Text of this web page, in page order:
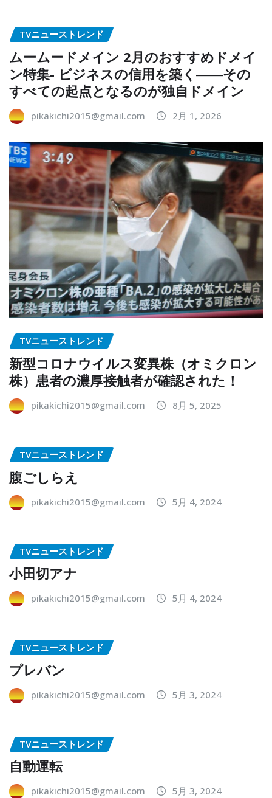
TVニューストレンド
ムームードメイン 2月のおすすめドメイ
ン特集- ビジネスの信用を築く――その
すべての起点となるのが独自ドメイン
pikakichi2015@gmail.com 2月 1, 2026
TVニューストレンド
新型コロナウイルス変異株（オミクロン
株）患者の濃厚接触者が確認された！
pikakichi2015@gmail.com 8月 5, 2025
TVニューストレンド
腹ごしらえ
pikakichi2015@gmail.com 5月 4, 2024
TVニューストレンド
小田切アナ
pikakichi2015@gmail.com 5月 4, 2024
TVニューストレンド
プレバン
pikakichi2015@gmail.com 5月 3, 2024
TVニューストレンド
自動運転
pikakichi2015@gmail.com 5月 3, 2024